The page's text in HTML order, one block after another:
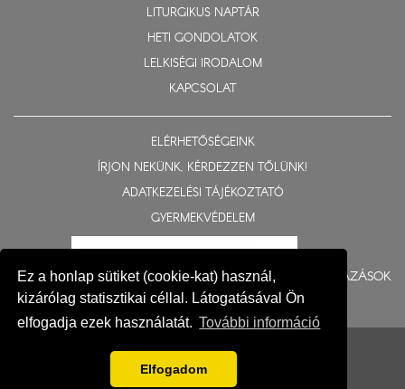
Ez a honlap sütiket (cookie-kat) használ,
kizárólag statisztikai céllal. Látogatásával Ön
elfogadja ezek használatát. További információ
Elfogadom
LITURGIKUS NAPTÁR
HETI GONDOLATOK
LELKISÉGI IRODALOM
KAPCSOLAT
ELÉRHETŐSÉGEINK
ÍRJON NEKÜNK, KÉRDEZZEN TŐLÜNK!
ADATKEZELÉSI TÁJÉKOZTATÓ
GYERMEKVÉDELEM
BERUHÁZÁSOK
Impresszum